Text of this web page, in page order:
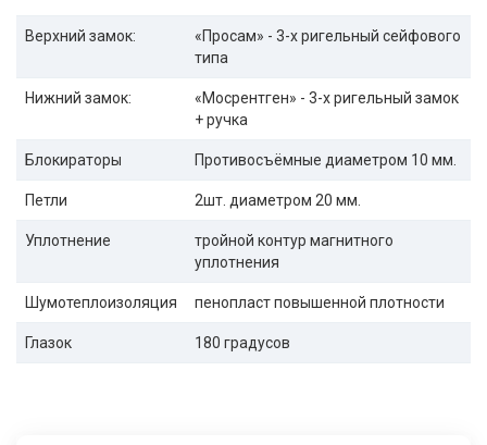
Верхний замок:
«Просам» - 3-х ригельный сейфового
типа
Нижний замок:
«Мосрентген» - 3-х ригельный замок
+ ручка
Блокираторы Противосъёмные диаметром 10 мм.
Петли 2шт. диаметром 20 мм.
Уплотнение
тройной контур магнитного
уплотнения
Шумотеплоизоляция пенопласт повышенной плотности
Глазок 180 градусов